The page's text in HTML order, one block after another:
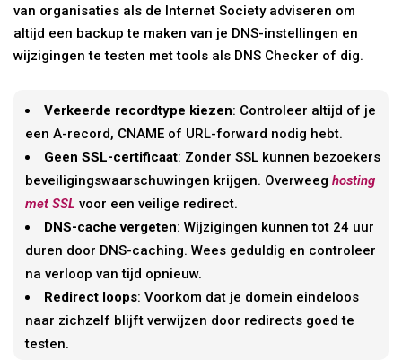
van organisaties als de Internet Society adviseren om
altijd een backup te maken van je DNS-instellingen en
wijzigingen te testen met tools als DNS Checker of dig.
Verkeerde recordtype kiezen: Controleer altijd of je
een A-record, CNAME of URL-forward nodig hebt.
Geen SSL-certificaat: Zonder SSL kunnen bezoekers
beveiligingswaarschuwingen krijgen. Overweeghosting
met SSL voor een veilige redirect.
DNS-cache vergeten: Wijzigingen kunnen tot 24 uur
duren door DNS-caching. Wees geduldig en controleer
na verloop van tijd opnieuw.
Redirect loops: Voorkom dat je domein eindeloos
naar zichzelf blijft verwijzen door redirects goed te
testen.